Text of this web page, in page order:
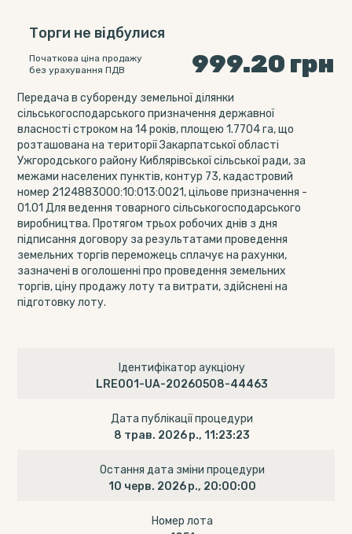
Торги не відбулися
Початкова ціна продажу
без урахування ПДВ
999.20 грн
Передача в суборенду земельної ділянки
сільськогосподарського призначення державної
власності строком на 14 років, площею 1.7704 га, що
розташована на території Закарпатської області
Ужгородського району Киблярівської сільської ради, за
межами населених пунктів, контур 73, кадастровий
номер 2124883000:10:013:0021, цільове призначення -
01.01 Для ведення товарного сільськогосподарського
виробництва. Протягом трьох робочих днів з дня
підписання договору за результатами проведення
земельних торгів переможець сплачує на рахунки,
зазначені в оголошенні про проведення земельних
торгів, ціну продажу лоту та витрати, здійснені на
підготовку лоту.
Ідентифікатор аукціону
LRE001-UA-20260508-44463
Дата публікації процедури
8 трав. 2026 р., 11:23:23
Остання дата зміни процедури
10 черв. 2026 р., 20:00:00
Номер лота